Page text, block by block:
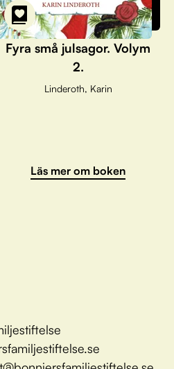
Fyra små julsagor. Volym
2.
Linderoth, Karin
Läs mer om boken